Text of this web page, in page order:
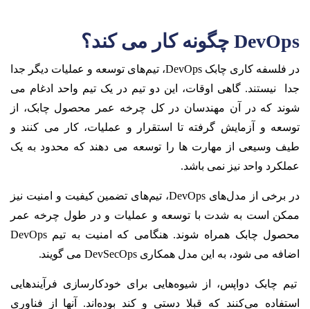
DevOpsچگونه کار می کند؟
در فلسفه کاری چابک DevOps، تیم‌های توسعه و عملیات دیگر جدا
جدا نیستند. گاهی اوقات، این دو تیم در یک تیم واحد ادغام می
شوند که در آن مهندسان در کل چرخه عمر محصول چابک، از
توسعه و آزمایش گرفته تا استقرار و عملیات، کار می کنند و
طیف وسیعی از مهارت ها را توسعه می دهند که محدود به یک
عملکرد واحد نیز نمی باشد.
در برخی از مدل‌های DevOps، تیم‌های تضمین کیفیت و امنیت نیز
ممکن است به شدت با توسعه و عملیات و در طول چرخه عمر
محصول چابک همراه شوند. هنگامی که امنیت به تیم DevOps
اضافه می شود، به این مدل همکاری DevSecOps می گویند.
تیم‌ چابک دواپس، از شیوه‌هایی برای خودکارسازی فرآیندهایی
استفاده می‌کنند که قبلا دستی و کند بوده‌اند. آنها از فناوری